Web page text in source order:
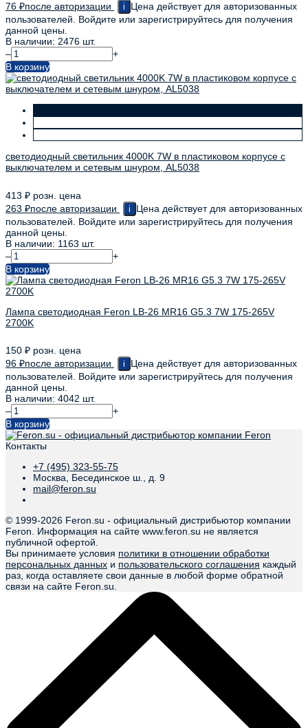
76 ₽после авторизации i
Цена действует для авторизованных
пользователей. Войдите или зарегистрируйтесь для получения
данной цены.
В наличии: 2476 шт.
–
+
В корзину
светодиодный светильник 4000K 7W в пластиковом корпусе с
выключателем и сетевым шнуром, AL5038
413 ₽ розн. цена
263 ₽после авторизации i
Цена действует для авторизованных
пользователей. Войдите или зарегистрируйтесь для получения
данной цены.
В наличии: 1163 шт.
–
+
В корзину
Лампа светодиодная Feron LB-26 MR16 G5.3 7W 175-265V
2700K
150 ₽ розн. цена
96 ₽после авторизации i
Цена действует для авторизованных
пользователей. Войдите или зарегистрируйтесь для получения
данной цены.
В наличии: 4042 шт.
–
+
В корзину
Контакты
+7 (495) 323-55-75
Москва, Бесединское ш., д. 9
mail@feron.su
© 1999-2026 Feron.su - официальный дистрибьютор компании
Feron. Информация на сайте www.feron.su не является
публичной офертой.
Вы принимаете условия политики в отношении обработки
персональных данных и пользовательского соглашения каждый
раз, когда оставляете свои данные в любой форме обратной
связи на сайте Feron.su.